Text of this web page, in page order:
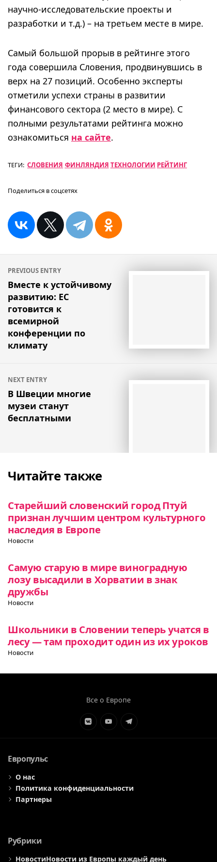
научно-исследовательские проекты и
разработки и т.д.) – на третьем месте в мире.
Самый большой прорыв в рейтинге этого
года совершила Словения, продвинувшись в
верх на 27 позиций. Особенно эксперты
отметили успехи страны в развитии
финансового сектора (2 место в мире). С
полными результатами рейтинга можно
ознакомиться на сайте.
ТЕГИ: СЛОВЕНИЯ ФИНЛЯНДИЯ ТЕХНОЛОГИИ РЕЙТИНГ
Поделиться в соцсетях
Навигация
по
записям
PREVIOUS ENTRY
Вместе к устойчивому
развитию: ЕС
готовится к
всемирной
конференции по
климату
NEXT ENTRY
В Швеции многие
музеи станут
бесплатными
Читайте также
Старейший словенский город Птуй
признан лучшим центром культурного
наследия в Европе
Новости
Самую старую в мире виноградную
лозу высадили в Хорватии в знак
дружбы
Новости
Школьники в Словении теперь учатся в
лесу — там проходит один из их уроков
Новости
Все о Европе
ЭлементЭлементЭлемент
Европульс
О нас
Политика конфиденциальности
Партнеры
Рубрики
НовостиНовости из Европы каждый день